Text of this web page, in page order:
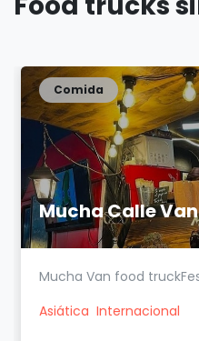
Mucha Calle Van
Comida
Mucha Van food
Asiática Internacional